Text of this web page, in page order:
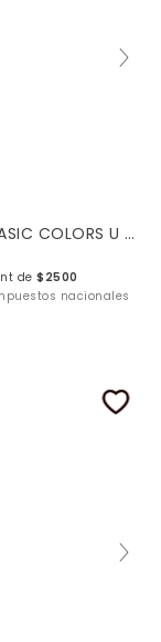
MEDIAS BASIC COLORS U 4-10
de $2500
nacionales